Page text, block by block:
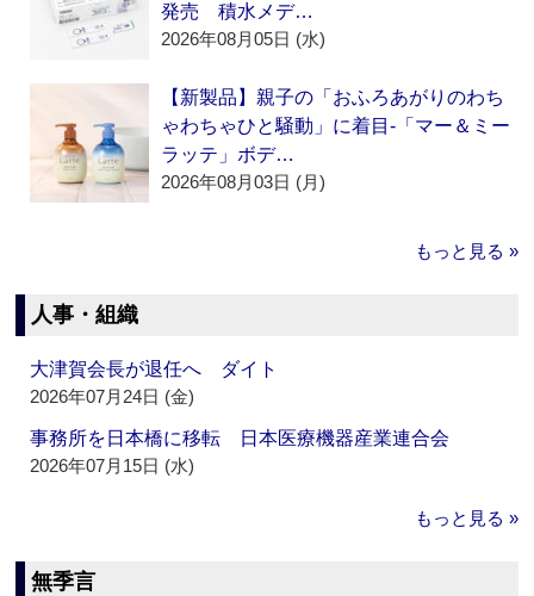
発売 積水メデ…
2026年08月05日 (水)
【新製品】親子の「おふろあがりのわち
ゃわちゃひと騒動」に着目‐「マー＆ミー
ラッテ」ボデ…
2026年08月03日 (月)
もっと見る »
人事・組織
大津賀会長が退任へ ダイト
2026年07月24日 (金)
事務所を日本橋に移転 日本医療機器産業連合会
2026年07月15日 (水)
もっと見る »
無季言